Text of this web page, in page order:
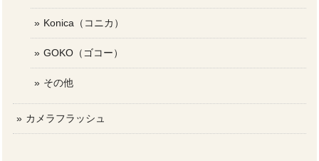
Konica（コニカ）
GOKO（ゴコー）
その他
カメラフラッシュ